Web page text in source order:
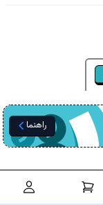
راهنما